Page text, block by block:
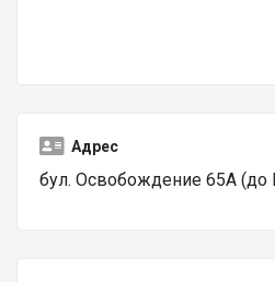
Адрес
бул. Освобождение 65А (до